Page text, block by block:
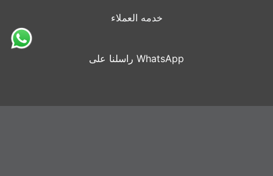
خدمه العملاء
راسلنا على WhatsApp